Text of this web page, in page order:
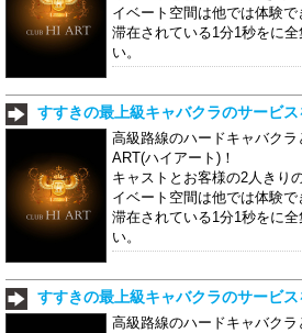
イベート空間は他では体験で
滞在されている1分1秒をに
い。
すすきの最上級キャバクラのサービス
高級路線のハードキャバクラ
ART(ハイアート)！
キャストとお客様の2人きり
イベート空間は他では体験で
滞在されている1分1秒をに
い。
すすきの最上級キャバクラのサービス
高級路線のハードキャバクラ